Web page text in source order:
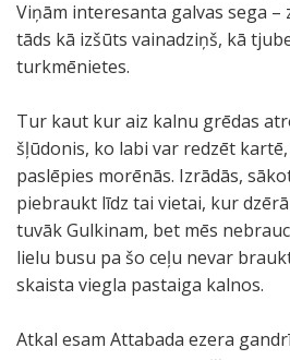
Viņām interesanta galvas sega –
tāds kā izšūts vainadziņš, kā
turkmēnietes.
Tur kaut kur aiz kalnu grēdas
šļūdonis, ko labi var redzēt
paslēpies morēnās. Izrādās,
piebraukt līdz tai vietai, kur
tuvāk Gulkinam, bet mēs
lielu busu pa šo ceļu nevar
skaista viegla pastaiga kalnos.
Atkal esam Attabada ezera